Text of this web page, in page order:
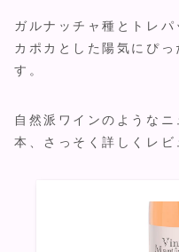
ガルナッチャ種とトレ
カポカとした陽気にぴ
す。
自然派ワインのような
本、さっそく詳しくレビ